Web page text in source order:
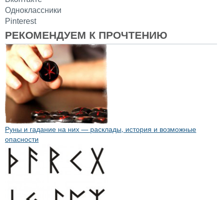
Одноклассники
Pinterest
РЕКОМЕНДУЕМ К ПРОЧТЕНИЮ
Руны и гадание на них — расклады, история и возможные
опасности